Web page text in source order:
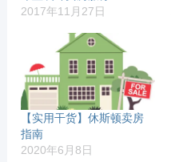
2017年11月27日
【实用干货】休斯顿卖房
指南
2020年6月8日